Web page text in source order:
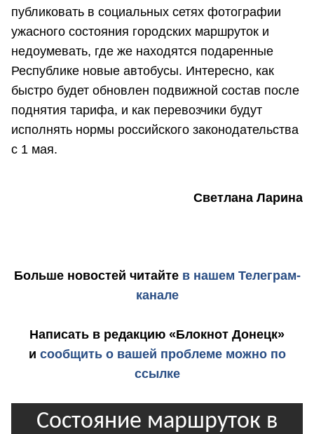
публиковать в социальных сетях фотографии
ужасного состояния городских маршруток и
недоумевать, где же находятся подаренные
Республике новые автобусы. Интересно, как
быстро будет обновлен подвижной состав после
поднятия тарифа, и как перевозчики будут
исполнять нормы российского законодательства
с 1 мая.
Светлана Ларина
Больше новостей читайте в нашем Телеграм-
канале
Написать в редакцию «Блокнот Донецк»
и сообщить о вашей проблеме можно по
ссылке